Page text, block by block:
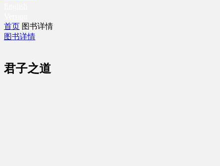
首页 图书详情
图书详情
君子之道